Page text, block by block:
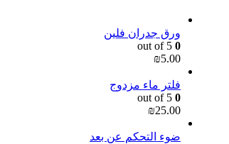
ورق جدران فلين
0
₪5.00
فلتر ماء مزدوج
0
₪25.00
ضوء التحكم عن بعد